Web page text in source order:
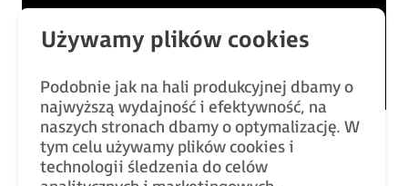
Podobnie jak na hali produkcyjnej dbamy o
najwyższą wydajność i efektywność, na
naszych stronach dbamy o optymalizację. W
tym celu używamy plików cookies i
technologii śledzenia do celów